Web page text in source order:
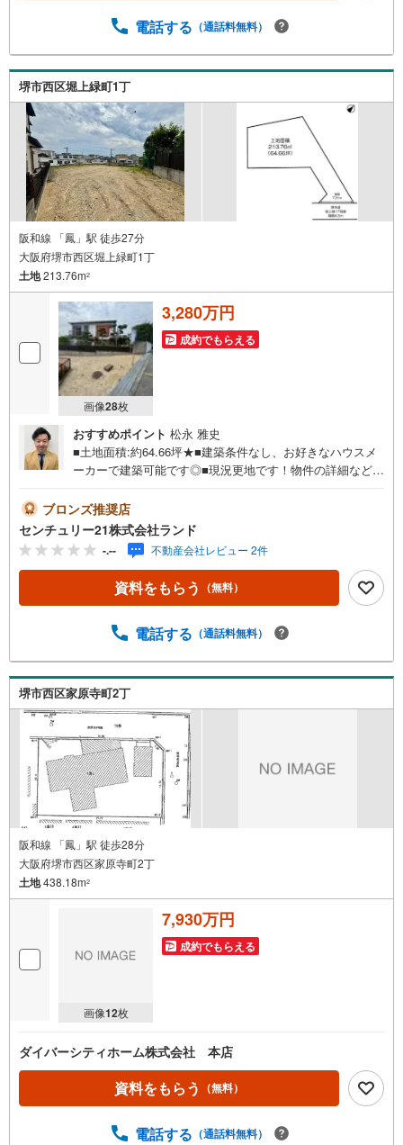
けますと、スムーズにご案内が可能です。ご連絡お待ちし
電話する （通話料無料）
堺市西区堀上緑町1丁
阪和線 「鳳」駅 徒歩27分
大阪府堺市西区堀上緑町1丁
土地213.76m2
画像28枚
3,280万円
成約でもらえる
おすすめポイント 松永 雅史
■土地面積:約64.66坪★■建築条件なし、お好きなハウスメ
ーカーで建築可能です◎■現況更地です！物件の詳細などお
ついて＞●センチュリー21ランド北花田本店は・・・ お
客様のニーズに寄り添い、大切なお住まいのご購入に最後
まで伴走いたします！●リフォームのご相談も承っておりま
す。●購入・売却・ローンのご相談・・・なんでもお気軽に
ご相談くださいませ！〇大阪メトロ御堂筋線「北花田」駅
より徒歩約10分！○JR阪和線「浅香」駅より徒歩約8分！〇
業）事前にご連絡いただけますと、スムーズにご案内が可
ブロンズ推奨店
センチュリー21株式会社ランド
-.-- 不動産会社レビュー 2件
資料をもらう （無料）
電話する （通話料無料）
堺市西区家原寺町2丁
阪和線 「鳳」駅 徒歩28分
大阪府堺市西区家原寺町2丁
土地438.18m2
画像12枚
7,930万円
成約でもらえる
ダイバーシティホーム株式会社 本店
資料をもらう （無料）
電話する （通話料無料）